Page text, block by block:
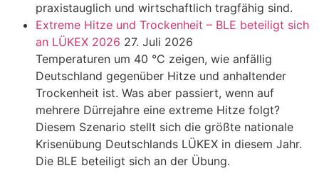
praxistauglich und wirtschaftlich tragfähig sind.
Extreme Hitze und Trockenheit – BLE beteiligt sich
an LÜKEX 2026 27. Juli 2026
Temperaturen um 40 °C zeigen, wie anfällig
Deutschland gegenüber Hitze und anhaltender
Trockenheit ist. Was aber passiert, wenn auf
mehrere Dürrejahre eine extreme Hitze folgt?
Diesem Szenario stellt sich die größte nationale
Krisenübung Deutschlands LÜKEX in diesem Jahr.
Die BLE beteiligt sich an der Übung.